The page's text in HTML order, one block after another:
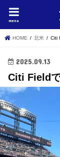
menu
HOME 北米 Citi
2025.09.13
Citi Field